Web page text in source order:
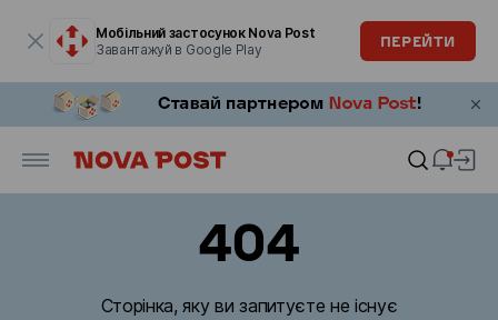
Мобільний застосунок Nova Post
Завантажуй в Google Play
ПЕРЕЙТИ
404
Сторінка, яку ви запитуєте не існує